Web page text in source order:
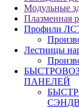
Модульные
Плазменная
Профили
Лестницы
ПАНЕЛЕЙ